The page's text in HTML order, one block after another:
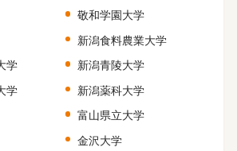
敬和学園大学
新潟食料農業大学
学
新潟青陵大学
学
新潟薬科大学
富山県立大学
金沢大学